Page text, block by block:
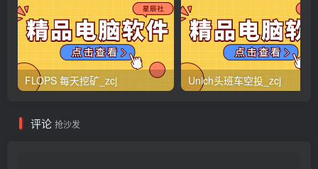
FLOPS 每天挖矿_zcj Unich头班车空投_zcj
评论 抢沙发